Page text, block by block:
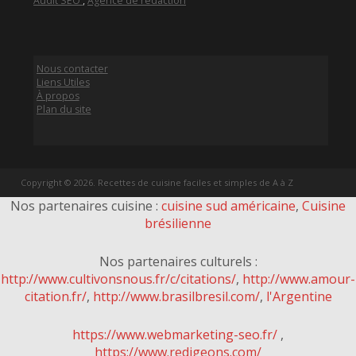
Nous contacter
Liens Utiles
À propos
Plan du site
Copyright © 2026. Recettes de cuisine faciles et simples de A à Z
Nos partenaires cuisine : cuisine sud américaine, Cuisine
brésilienne
Nos partenaires culturels :
http://www.cultivonsnous.fr/c/citations/, http://www.amour-
citation.fr/, http://www.brasilbresil.com/, l'Argentine
https://www.webmarketing-seo.fr/ ,
https://www.redigeons.com/